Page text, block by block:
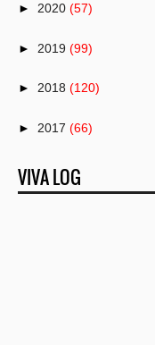
► 2020 (57)
► 2019 (99)
► 2018 (120)
► 2017 (66)
► 2016 (82)
VIVA LOG